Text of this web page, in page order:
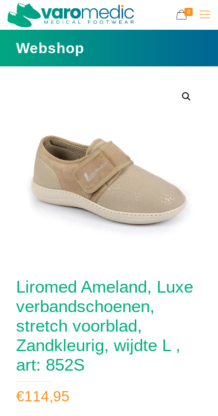
0
Webshop
Liromed Ameland, Luxe
verbandschoenen,
stretch voorblad,
Zandkleurig, wijdte L ,
art: 852S
€114,95